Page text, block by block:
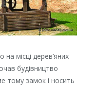
місці дерев’яних
будівництво
тому замок і носить